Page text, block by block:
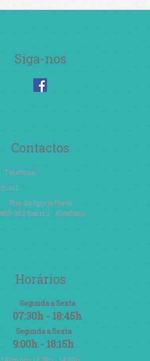
Siga-nos
Contactos
Telefone:
mail:
Rua da Igreja Nova
302 Bárrio - Alcobaça
Horários
Segunda a Sexta
07:30h - 18:45h
Segunda a Sexta
9:00h - 18:15h